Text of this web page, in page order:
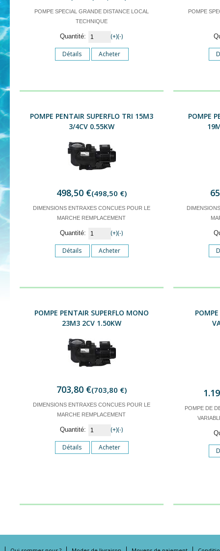
POMPE SPECIAL GRANDE DISTANCE LOCAL
TECHNIQUE
Quantité: (+)(-)
Détails Acheter
POMPE
POMPE PENTAIR SUPERFLO TRI 15M3
3/4CV 0.55KW
498,50 €(498,50 €)
DIMENSIONS ENTRAXES CONCUES POUR LE
MARCHE REMPLACEMENT
Quantité: (+)(-)
Détails Acheter
POMPE
POMPE PENTAIR SUPERFLO MONO
23M3 2CV 1.50KW
703,80 €(703,80 €)
DIMENSIONS ENTRAXES CONCUES POUR LE
MARCHE REMPLACEMENT
Quantité: (+)(-)
Détails Acheter
POMPE DE